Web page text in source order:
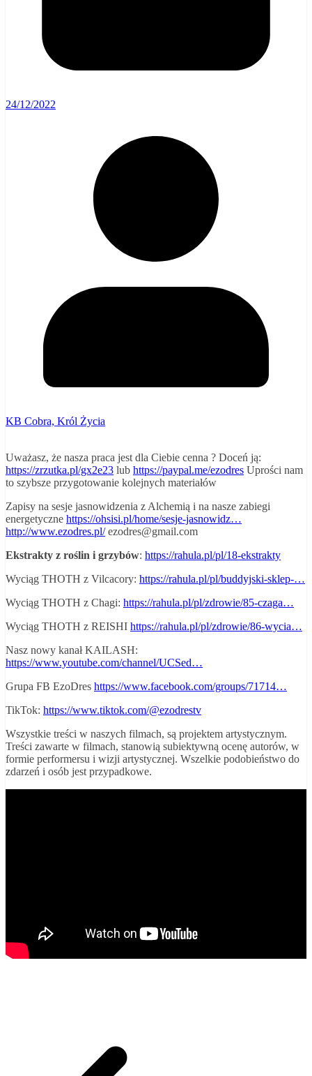
24/12/2022
KB Cobra, Król Życia
Uważasz, że nasza praca jest dla Ciebie cenna ? Doceń ją:
https://zrzutka.pl/gx2e23 lub https://paypal.me/ezodres Uprości nam
to szybsze przygotowanie kolejnych materiałów
Zapisy na sesje jasnowidzenia z Alchemią i na nasze zabiegi
energetyczne https://ohsisi.pl/home/sesje-jasnowidz…
http://www.ezodres.pl/ezodres@gmail.com
Ekstrakty z roślin i grzybów: https://rahula.pl/pl/18-ekstrakty
Wyciąg THOTH z Vilcacory: https://rahula.pl/pl/buddyjski-sklep-…
Wyciąg THOTH z Chagi: https://rahula.pl/pl/zdrowie/85-czaga…
Wyciąg THOTH z REISHI https://rahula.pl/pl/zdrowie/86-wycia…
Nasz nowy kanał KAILASH:
https://www.youtube.com/channel/UCSed…
Grupa FB EzoDres https://www.facebook.com/groups/71714…
TikTok: https://www.tiktok.com/@ezodrestv
Wszystkie treści w naszych filmach, są projektem artystycznym.
Treści zawarte w filmach, stanowią subiektywną ocenę autorów, w
formie performersu i wizji artystycznej. Wszelkie podobieństwo do
zdarzeń i osób jest przypadkowe.